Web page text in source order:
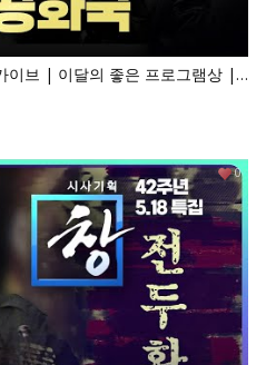
이브 | 이달의 좋은 프로그램상 |
민주언론상 특별상
0